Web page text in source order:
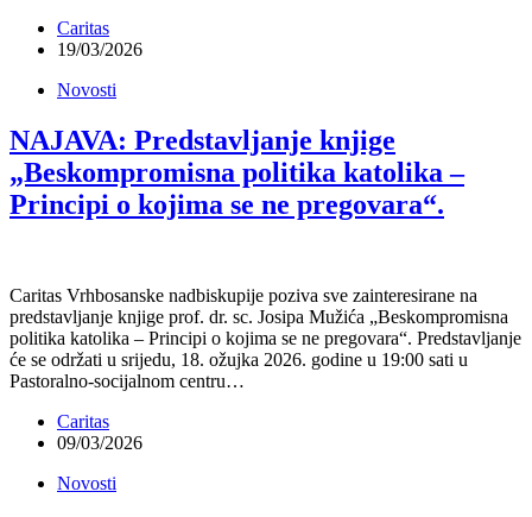
Caritas
19/03/2026
Novosti
NAJAVA: Predstavljanje knjige
„Beskompromisna politika katolika –
Principi o kojima se ne pregovara“.
Caritas Vrhbosanske nadbiskupije poziva sve zainteresirane na
predstavljanje knjige prof. dr. sc. Josipa Mužića „Beskompromisna
politika katolika – Principi o kojima se ne pregovara“. Predstavljanje
će se održati u srijedu, 18. ožujka 2026. godine u 19:00 sati u
Pastoralno-socijalnom centru…
Caritas
09/03/2026
Novosti